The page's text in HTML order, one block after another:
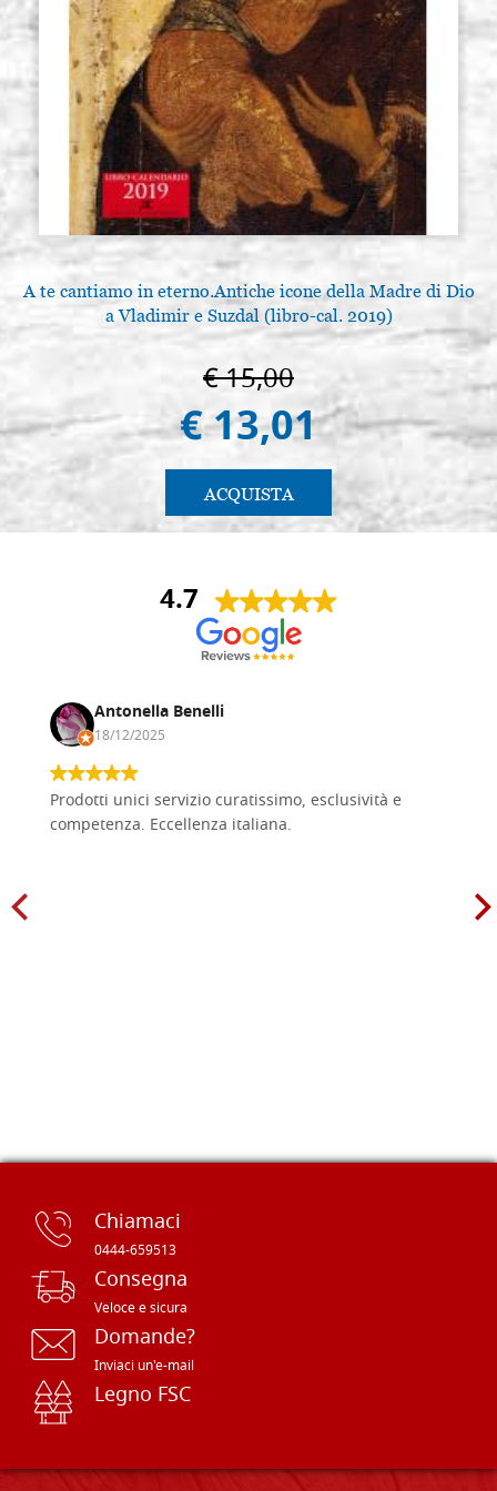
A te cantiamo in eterno.Antiche icone della Madre di Dio
a Vladimir e Suzdal (libro-cal. 2019)
€ 15,00
€ 13,01
ACQUISTA
4.7
Antonella Benelli
18/12/2025
Prodotti unici servizio curatissimo, esclusività e
competenza. Eccellenza italiana.
Chiamaci
0444-659513
Consegna
Veloce e sicura
Domande?
Inviaci un'e-mail
Legno FSC